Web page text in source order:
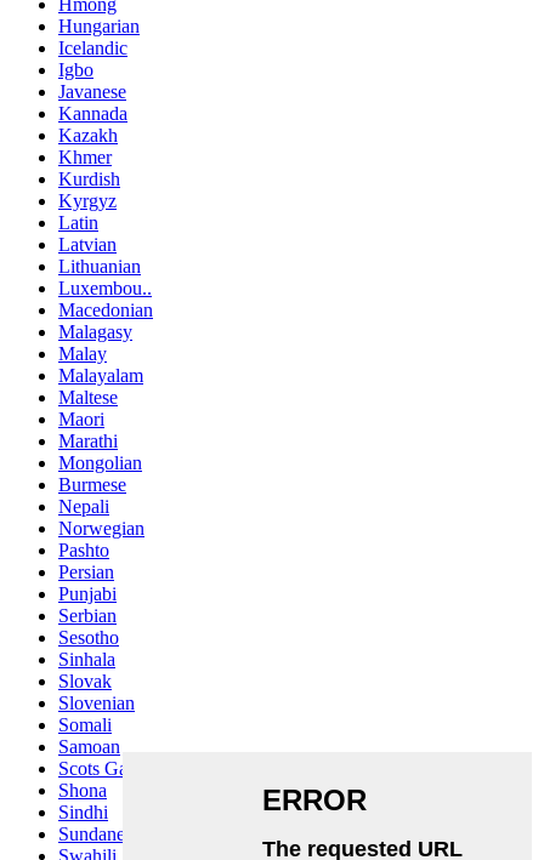
Hungarian
Icelandic
Igbo
Javanese
Kannada
Kazakh
Khmer
Kurdish
Kyrgyz
Latin
Latvian
Lithuanian
Luxembou..
Macedonian
Malagasy
Malay
Malayalam
Maltese
Maori
Marathi
Mongolian
Burmese
Nepali
Norwegian
Pashto
Persian
Punjabi
Serbian
Sesotho
Sinhala
Slovak
Slovenian
Somali
Samoan
Scots Gaelic
Shona
Sindhi
Sundanese
Swahili